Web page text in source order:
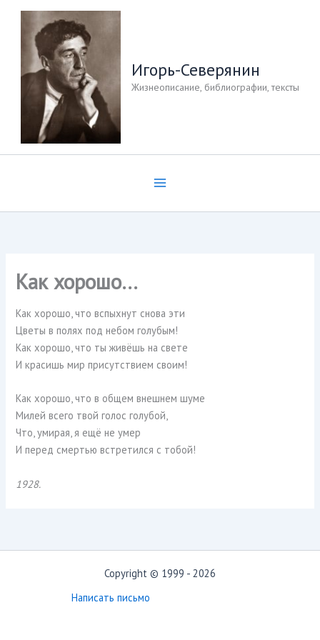
Перейти
содержимому
Игорь-Северянин
Жизнеописание, библиографии, тексты
Как хорошо…
Как хорошо, что вспыхнут снова эти
Цветы в полях под небом голубым!
Как хорошо, что ты живёшь на свете
И красишь мир присутствием своим!
Как хорошо, что в общем внешнем шуме
Милей всего твой голос голубой,
Что, умирая, я ещё не умер
И перед смертью встретился с тобой!
1928.
Copyright © 1999 - 2026
Написать письмо